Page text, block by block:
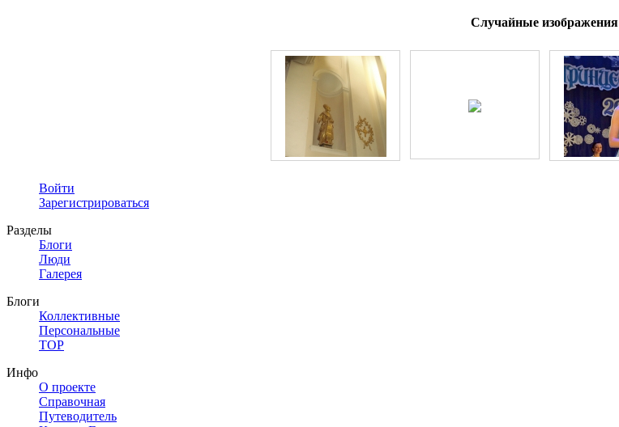
Случайные изображения
Войти
Зарегистрироваться
Разделы
Блоги
Люди
Галерея
Блоги
Коллективные
Персональные
TOP
Инфо
О проекте
Справочная
Путеводитель